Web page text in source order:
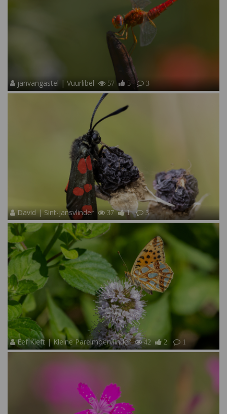
janvangastel | Vuurlibel 57 5 3
David | Sint-jansvlinder 37 1 3
Eef Kieft | Kleine Parelmoervlinder 42 2 1